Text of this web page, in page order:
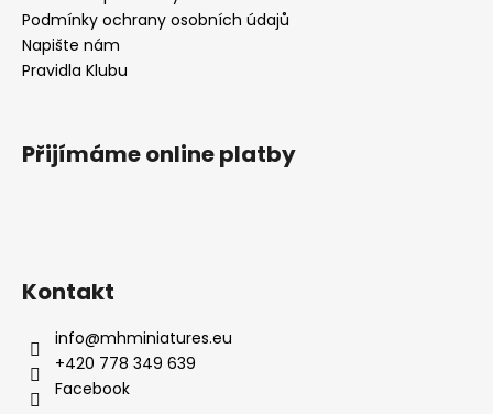
Podmínky ochrany osobních údajů
Napište nám
Pravidla Klubu
Přijímáme online platby
Kontakt
info@mhminiatures.eu
+420 778 349 639
Facebook